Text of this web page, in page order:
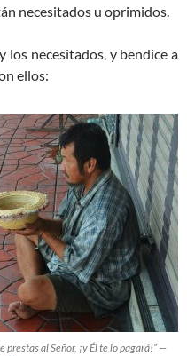
necesitados u oprimidos.
los necesitados, y bendice a
ellos:
prestas al Señor, ¡y Él te lo pagará!” —